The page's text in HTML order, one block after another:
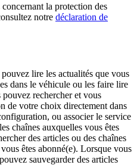
la protection des
notre déclaration de
lire les actualités que vous
dans le véhicule ou les faire lire
rechercher et vous
de votre choix directement dans
ou associer le service
chaînes auxquelles vous êtes
des articles ou des chaînes
êtes abonné(e). Lorsque vous
sauvegarder des articles